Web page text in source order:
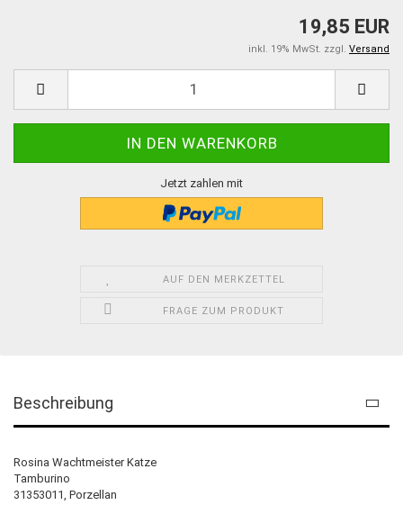
19,85 EUR
inkl. 19% MwSt. zzgl. Versand
Jetzt zahlen mit
AUF DEN MERKZETTEL
FRAGE ZUM PRODUKT
Beschreibung
Rosina Wachtmeister Katze
Tamburino
31353011, Porzellan